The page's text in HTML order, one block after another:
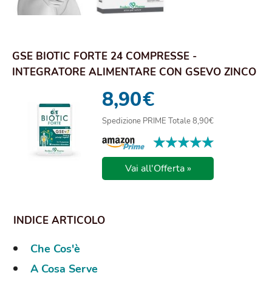
GSE BIOTIC FORTE 24 COMPRESSE -
INTEGRATORE ALIMENTARE CON GSEVO ZINCO
8,90€
Spedizione PRIME Totale 8,90€
★★★★★
★★★★★
Vai all'Offerta »
Che Cos'è
A Cosa Serve